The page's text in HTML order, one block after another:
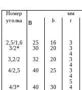
Номер мм
уголка
в b t
2,5/1,6 25 16 3
3/2*
30 20
3
4
3,2/2
32 20
3
4
4/2,5
40 25
3
4
5
4/3*
40 30
4